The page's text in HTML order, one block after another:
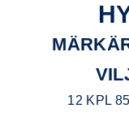
12 KPL